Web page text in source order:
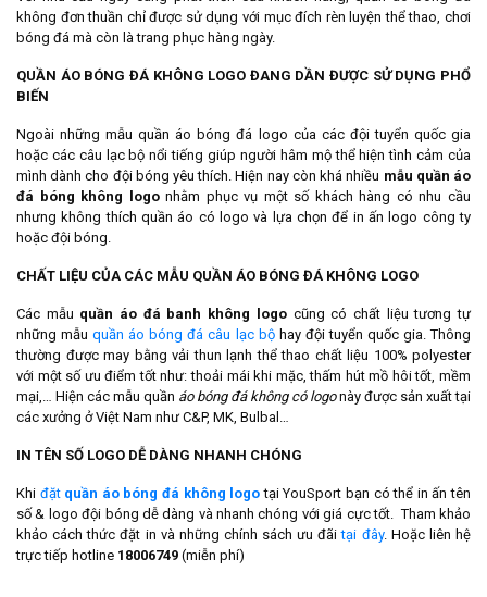
không đơn thuần chỉ được sử dụng với mục đích rèn luyện thể thao, chơi
bóng đá mà còn là trang phục hàng ngày.
QUẦN ÁO BÓNG ĐÁ KHÔNG LOGO ĐANG DẦN ĐƯỢC SỬ DỤNG PHỔ
BIẾN
Ngoài những mẫu quần áo bóng đá logo của các đội tuyển quốc gia
hoặc các câu lạc bộ nổi tiếng giúp người hâm mộ thể hiện tình cảm của
mình dành cho đội bóng yêu thích. Hiện nay còn khá nhiều mẫu quần áo
đá bóng không logonhằm phục vụ một số khách hàng có nhu cầu
nhưng không thích quần áo có logo và lựa chọn để in ấn logo công ty
hoặc đội bóng.
CHẤT LIỆU CỦA CÁC MẪU QUẦN ÁO BÓNG ĐÁ KHÔNG LOGO
Các mẫu quần áo đá banh không logocũng có chất liệu tương tự
những mẫuquần áo bóng đá câu lạc bộhay đội tuyển quốc gia. Thông
thường được may bằng vải thun lạnh thể thao chất liệu 100% polyester
với một số ưu điểm tốt như: thoải mái khi mặc, thấm hút mồ hôi tốt, mềm
mại,… Hiện các mẫu quần áo bóng đá không có logonày được sản xuất tại
các xưởng ở Việt Nam như C&P, MK, Bulbal…
IN TÊN SỐ LOGO DỄ DÀNG NHANH CHÓNG
Khi đặt quần áo bóng đá không logo tại YouSport bạn có thể in ấn tên
số & logo đội bóng dễ dàng và nhanh chóng với giá cực tốt. Tham khảo
khảo cách thức đặt in và những chính sách ưu đãitại đây. Hoặc liên hệ
trực tiếp hotline 18006749 (miễn phí)